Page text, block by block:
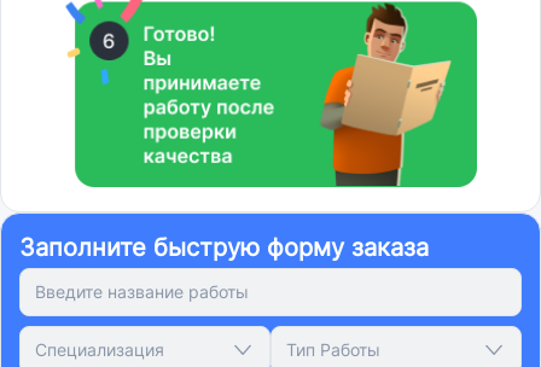
Заполните быструю форму заказа
Специализация Тип Работы